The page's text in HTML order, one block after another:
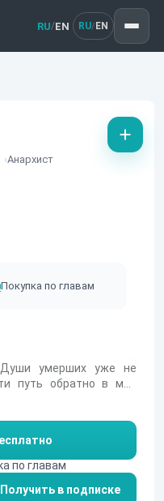
RU/EN RU/ EN
Анархист
Покупка по главам
по миру мертвых.
внезапно. Небольшое
Уральских гор,
Но спустя сем лет над
по главам
Получить в подписке